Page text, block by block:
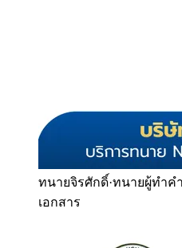
ทนายจิรศักดิ์·ทนายผู้ทำค
เอกสาร